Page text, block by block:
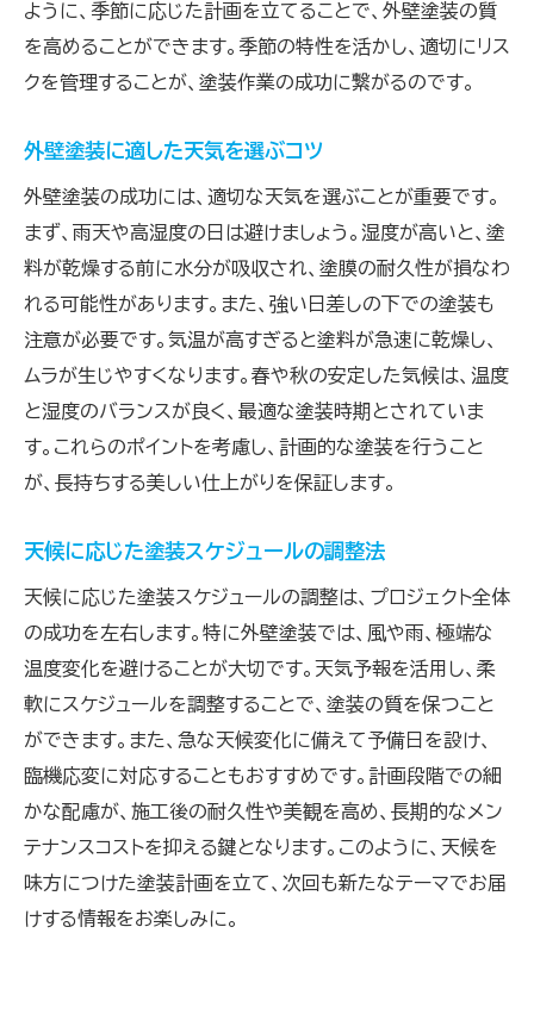
ように、季節に応じた計画を立てることで、外壁塗装の質
を高めることができます。季節の特性を活かし、適切にリス
クを管理することが、塗装作業の成功に繋がるのです。
外壁塗装に適した天気を選ぶコツ
外壁塗装の成功には、適切な天気を選ぶことが重要です。
まず、雨天や高湿度の日は避けましょう。湿度が高いと、塗
料が乾燥する前に水分が吸収され、塗膜の耐久性が損なわ
れる可能性があります。また、強い日差しの下での塗装も
注意が必要です。気温が高すぎると塗料が急速に乾燥し、
ムラが生じやすくなります。春や秋の安定した気候は、温度
と湿度のバランスが良く、最適な塗装時期とされていま
す。これらのポイントを考慮し、計画的な塗装を行うこと
が、長持ちする美しい仕上がりを保証します。
天候に応じた塗装スケジュールの調整法
天候に応じた塗装スケジュールの調整は、プロジェクト全体
の成功を左右します。特に外壁塗装では、風や雨、極端な
温度変化を避けることが大切です。天気予報を活用し、柔
軟にスケジュールを調整することで、塗装の質を保つこと
ができます。また、急な天候変化に備えて予備日を設け、
臨機応変に対応することもおすすめです。計画段階での細
かな配慮が、施工後の耐久性や美観を高め、長期的なメン
テナンスコストを抑える鍵となります。このように、天候を
味方につけた塗装計画を立て、次回も新たなテーマでお届
けする情報をお楽しみに。